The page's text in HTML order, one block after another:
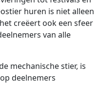
huren is niet alleen
creëert ook een sfeer
van alle
mechanische stier, is
deelnemers